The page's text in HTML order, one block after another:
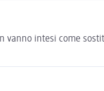
intesi come